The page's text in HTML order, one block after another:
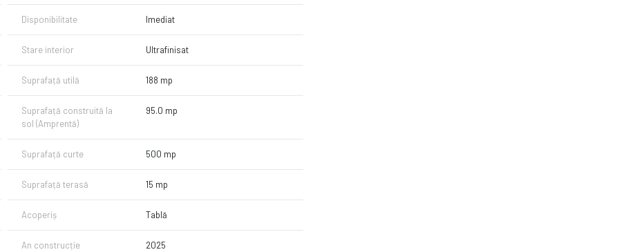
Disponibilitate Imediat
Stare interior Ultrafinisat
Suprafață utilă 188 mp
Suprafață construită la
sol (Amprentă)
95.0 mp
Suprafață curte 500 mp
Suprafață terasă 15 mp
Acoperiș Tablă
An construcție 2025